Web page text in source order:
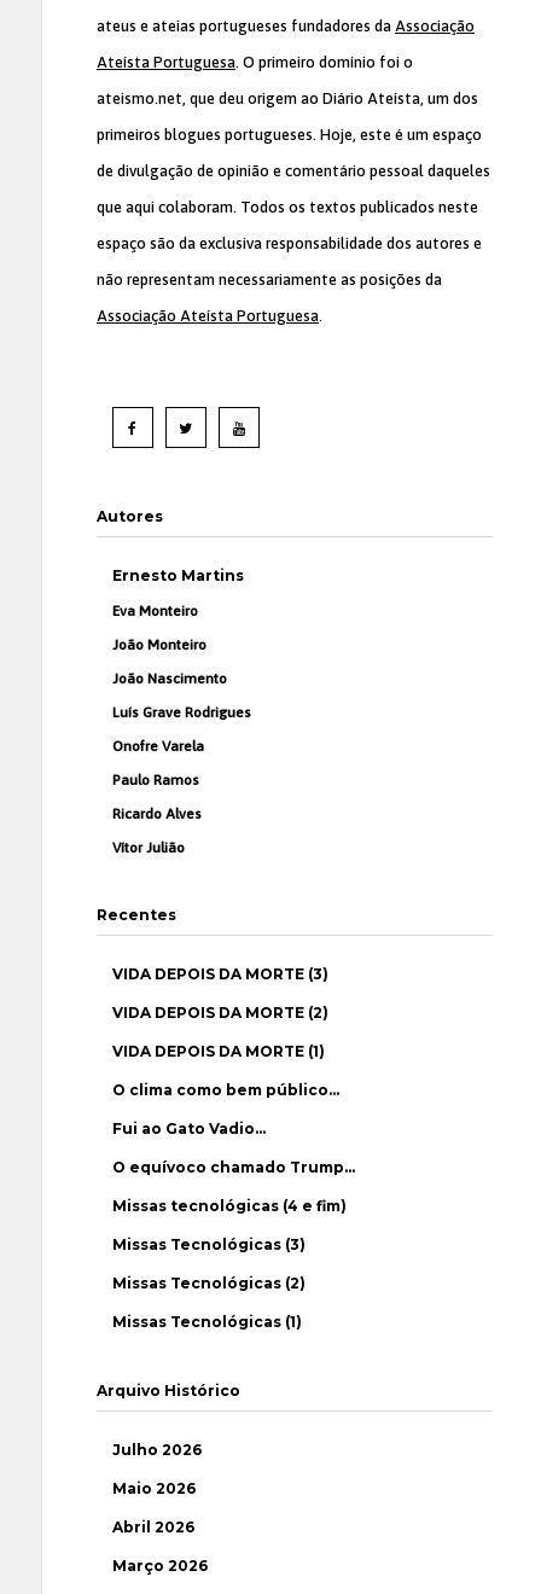
ateus e ateias portugueses fundadores da Associação
Ateísta Portuguesa. O primeiro domínio foi o
ateismo.net, que deu origem ao Diário Ateísta, um dos
primeiros blogues portugueses. Hoje, este é um espaço
de divulgação de opinião e comentário pessoal daqueles
que aqui colaboram. Todos os textos publicados neste
espaço são da exclusiva responsabilidade dos autores e
não representam necessariamente as posições da
Associação Ateísta Portuguesa.
Autores
Ernesto Martins
Eva Monteiro
João Monteiro
João Nascimento
Luís Grave Rodrigues
Onofre Varela
Paulo Ramos
Ricardo Alves
Vítor Julião
Recentes
VIDA DEPOIS DA MORTE (3)
VIDA DEPOIS DA MORTE (2)
VIDA DEPOIS DA MORTE (1)
O clima como bem público…
Fui ao Gato Vadio…
O equívoco chamado Trump…
Missas tecnológicas (4 e fim)
Missas Tecnológicas (3)
Missas Tecnológicas (2)
Missas Tecnológicas (1)
Arquivo Histórico
Julho 2026
Maio 2026
Abril 2026
Março 2026